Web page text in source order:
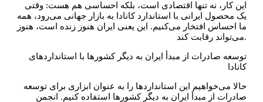
این کار، نه تنها اقتصادی است، بلکه احساسی هم هست: وقتی
یک محصول ایرانی با استاندارد کانادا به بازار جهانی می‌رود، همه
ما احساس افتخار می‌کنیم. این یعنی ایران هنوز زنده است، هنوز
می‌تواند رقابت کند.
کانادا
حالا می‌خواهیم این استانداردها را به عنوان ابزاری برای توسعه
صادرات از مبدأ ایران به دیگر کشورها استفاده کنیم. انجمن